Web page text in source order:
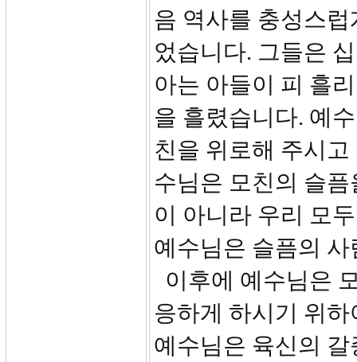
음 역사를 충성스
었습니다. 그들은
아는 아들이 피 흘
을 흘렸습니다. 예
친을 위로해 주시
수님은 모친의 슬
이 아니라 우리 모
예수님은 슬픔의
이후에 예수님은
응하게 하시기 위
예수님은 육신의